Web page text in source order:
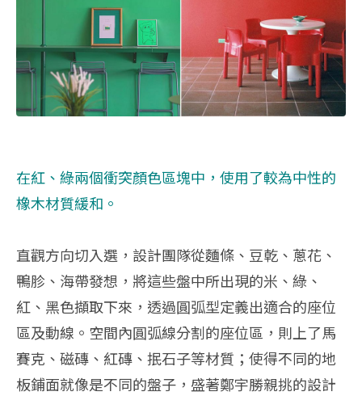
在紅、綠兩個衝突顏色區塊中，使用了較為中性的
橡木材質緩和。
直觀方向切入選，設計團隊從麵條、豆乾、蔥花、
鴨胗、海帶發想，將這些盤中所出現的米、綠、
紅、黑色擷取下來，透過圓弧型定義出適合的座位
區及動線。空間內圓弧線分割的座位區，則上了馬
賽克、磁磚、紅磚、抿石子等材質；使得不同的地
板鋪面就像是不同的盤子，盛著鄭宇勝親挑的設計